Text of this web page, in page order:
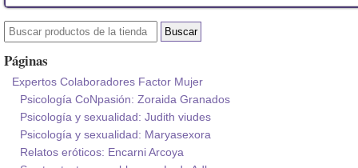
Páginas
Expertos Colaboradores Factor Mujer
Psicología CoNpasión: Zoraida Granados
Psicología y sexualidad: Judith viudes
Psicología y sexualidad: Maryasexora
Relatos eróticos: Encarni Arcoya